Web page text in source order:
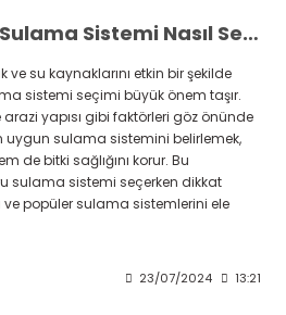
Ziraat için Doğru Sulama Sistemi Nasıl Seçilir
su kaynaklarını etkin bir şekilde
sistemi seçimi büyük önem taşır.
arazi yapısı gibi faktörleri göz önünde
sulama sistemini belirlemek,
de bitki sağlığını korur. Bu
sulama sistemi seçerken dikkat
ve popüler sulama sistemlerini ele
23/07/2024 13:21